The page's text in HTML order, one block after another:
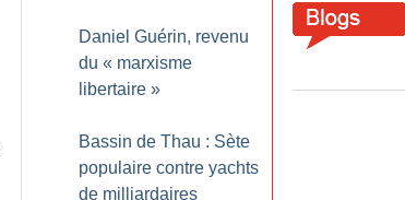
Daniel Guérin, revenu
du « marxisme
libertaire »
Bassin de Thau : Sète
populaire contre yachts
de milliardaires